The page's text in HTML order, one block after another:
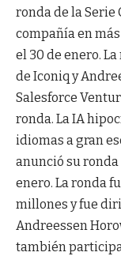
ronda de la Serie
compañía en
el 30 de enero.
de Iconiq y
Salesforce
ronda. La IA
idiomas a gran
anunció su ronda
enero. La ronda
millones y fue
Andreessen
también